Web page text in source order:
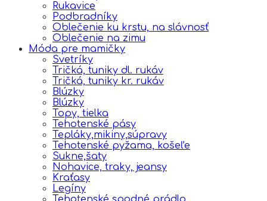
Rukavice
Podbradníky
Oblečenie ku krstu, na slávnosť
Oblečenie na zimu
Móda pre mamičky
Svetríky
Tričká, tuniky dl. rukáv
Tričká, tuniky kr. rukáv
Blúzky
Blúzky
Topy, tielka
Tehotenské pásy
Tepláky,mikiny,súpravy
Tehotenské pyžama, košeľe
Sukne,šaty
Nohavice, traky, jeansy
Kraťasy
Legíny